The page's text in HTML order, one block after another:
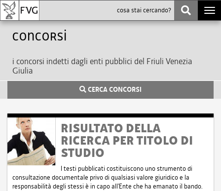
Concorsi
i concorsi indetti dagli enti pubblici del Friuli Venezia
Giulia
CERCA CONCORSI
RISULTATO DELLA
RICERCA PER TITOLO DI
STUDIO
I testi pubblicati costituiscono uno strumento di
consultazione documentale privo di qualsiasi valore giuridico e la
responsabilità degli stessi è in capo all'Ente che ha emanato il bando.